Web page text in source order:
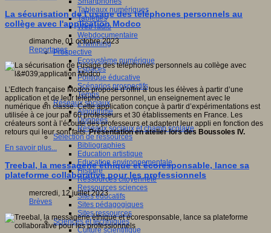
Tableaux numériques
Tablettes
Web radio
Webdocumentaire
eTwinning
Prospective
Ecosystème numérique
Espaces
Politique éducative
Scénarios prospectifs
Temps
Réseaux sociaux
Algorithme
Données
Réseaux sociaux et champ scolaire
Sélection de ressources
Bibliographies
Education artistique
Education environnementale
Histoire
Ressources citoyenneté
Ressources sciences
Sites éducatifs
Sites pédagogiques
Sites ressources
Sciences et techniques
Culture scientifique
La sécurisation de l’usage des téléphones personnels au
collège avec l'application Modco
dimanche, 01 octobre 2023
Reportages
L’Edtech française Modco propose d’offrir à tous les élèves à partir d’une
application et de leur téléphone personnel, un enseignement avec le
numérique en classe. Cette application conçue à partir d’expérimentations est
utilisée à ce jour par 60 professeurs et 30 établissements en France. Les
créateurs sont à l’écoute des professeurs et adaptent leur appli en fonction des
retours qui leur sont faits.Présentation en atelier lors des Boussoles IV.
En savoir plus...
Treebal, la messagerie éthique et écoresponsable, lance sa
plateforme collaborative pour les professionnels
mercredi, 12 juillet 2023
Brèves